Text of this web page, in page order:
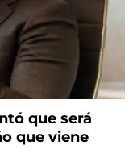
que será
que viene